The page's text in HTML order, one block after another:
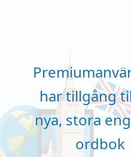
har tillgång
nya, stora
ordbok